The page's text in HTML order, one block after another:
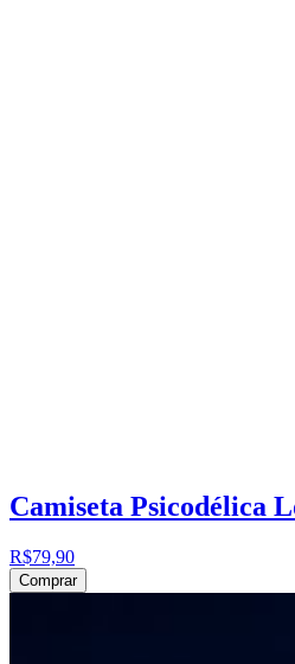
Camiseta Psicodélica
R$79,90
Comprar